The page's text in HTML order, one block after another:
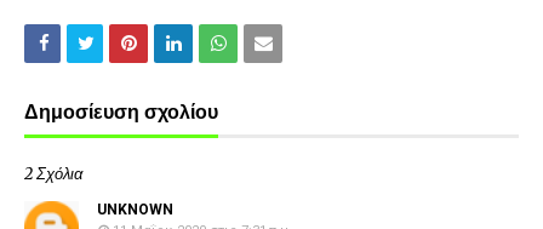
Δημοσίευση σχολίου
2 Σχόλια
UNKNOWN